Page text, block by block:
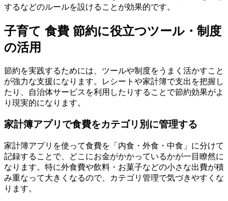
するなどのルールを設けることが効果的です。
子育て 食費 節約に役立つツール・制度
の活用
節約を実践するためには、ツールや制度をうまく活かすこと
が強力な支援になります。レシートや家計簿で支出を把握し
たり、自治体サービスを利用したりすることで節約効果がよ
り現実的になります。
家計簿アプリで食費をカテゴリ別に管理する
家計簿アプリを使って食費を「内食・外食・中食」に分けて
記録することで、どこにお金がかかっているかが一目瞭然に
なります。特に外食費や飲料・お菓子などの小さな出費が積
み重なって大きくなるので、カテゴリ管理で気づきやすくな
ります。